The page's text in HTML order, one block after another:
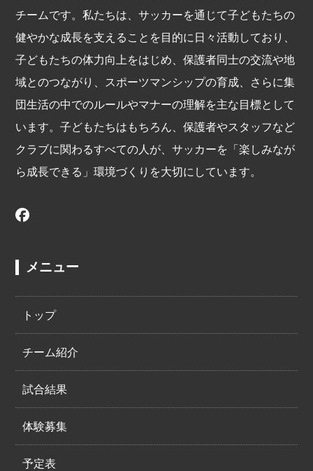
チームです。私たちは、サッカーを通じて子どもたちの
健やかな成長を支えることを目的に日々活動しており、
子どもたちの体力向上をはじめ、保護者同士の交流や地
域とのつながり、スポーツマンシップの育成、さらに集
団生活の中でのルールやマナーの理解を主な目標として
います。子どもたちはもちろん、保護者やスタッフなど
クラブに関わるすべての人が、サッカーを「楽しみなが
ら成長できる」環境づくりを大切にしています。
メニュー
トップ
チーム紹介
試合結果
体験募集
予定表